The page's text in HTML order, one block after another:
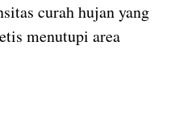
curah hujan yang
menutupi area